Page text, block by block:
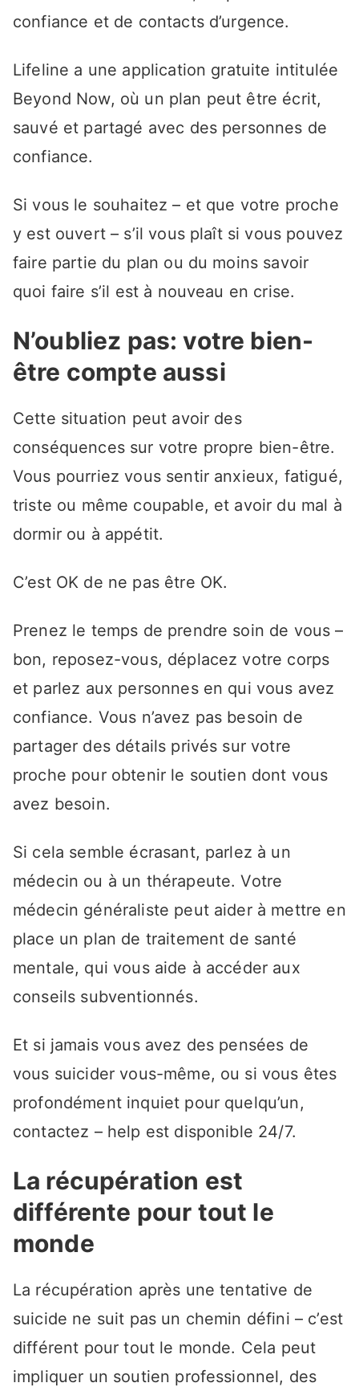
confiance et de contacts d’urgence.
Lifeline a une application gratuite intitulée
Beyond Now, où un plan peut être écrit,
sauvé et partagé avec des personnes de
confiance.
Si vous le souhaitez – et que votre proche
y est ouvert – s’il vous plaît si vous pouvez
faire partie du plan ou du moins savoir
quoi faire s’il est à nouveau en crise.
N’oubliez pas: votre bien-
être compte aussi
Cette situation peut avoir des
conséquences sur votre propre bien-être.
Vous pourriez vous sentir anxieux, fatigué,
triste ou même coupable, et avoir du mal à
dormir ou à appétit.
C’est OK de ne pas être OK.
Prenez le temps de prendre soin de vous –
bon, reposez-vous, déplacez votre corps
et parlez aux personnes en qui vous avez
confiance. Vous n’avez pas besoin de
partager des détails privés sur votre
proche pour obtenir le soutien dont vous
avez besoin.
Si cela semble écrasant, parlez à un
médecin ou à un thérapeute. Votre
médecin généraliste peut aider à mettre en
place un plan de traitement de santé
mentale, qui vous aide à accéder aux
conseils subventionnés.
Et si jamais vous avez des pensées de
vous suicider vous-même, ou si vous êtes
profondément inquiet pour quelqu’un,
contactez – help est disponible 24/7.
La récupération est
différente pour tout le
monde
La récupération après une tentative de
suicide ne suit pas un chemin défini – c’est
différent pour tout le monde. Cela peut
impliquer un soutien professionnel, des